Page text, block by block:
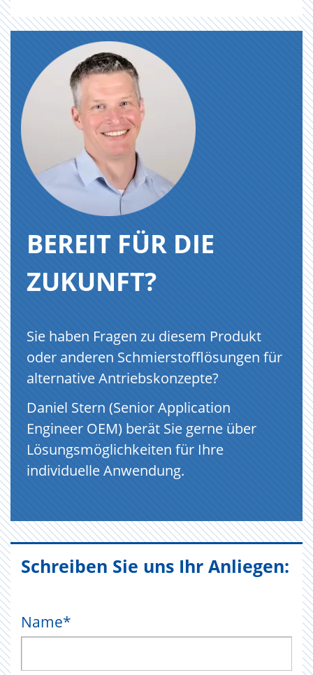
BEREIT FÜR DIE
ZUKUNFT?
Sie haben Fragen zu diesem Produkt
oder anderen Schmierstofflösungen für
alternative Antriebskonzepte?
Daniel Stern (Senior Application
Engineer OEM) berät Sie gerne über
Lösungsmöglichkeiten für Ihre
individuelle Anwendung.
Schreiben Sie uns Ihr Anliegen:
Name*